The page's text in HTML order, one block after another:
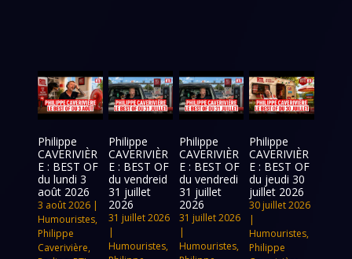
Philippe
CAVERIVIÈR
E : BEST OF
du lundi 3
août 2026
3 août 2026 |
Humouristes,
Philippe
Caverivière,
Philippe
CAVERIVIÈR
E : BEST OF
du vendreid
31 juillet
2026
31 juillet 2026
|
Humouristes,
Philippe
CAVERIVIÈR
E : BEST OF
du vendredi
31 juillet
2026
31 juillet 2026
|
Humouristes,
Philippe
CAVERIVIÈR
E : BEST OF
du jeudi 30
juillet 2026
30 juillet 2026
|
Humouristes,
Philippe